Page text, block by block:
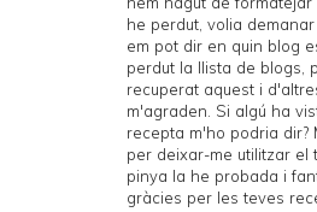
he perdut, volia
em pot dir en quin blog
perdut la llista de blogs,
recuperat aquest i
m'agraden. Si algú ha
recepta m'ho podria dir?
per deixar-me utilitzar el
pinya la he probada i
gràcies per les teves